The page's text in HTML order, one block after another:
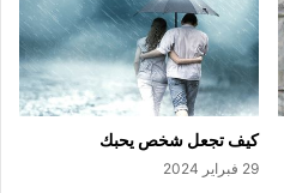
كيف تجعل شخص يحبك
29 فبراير 2024